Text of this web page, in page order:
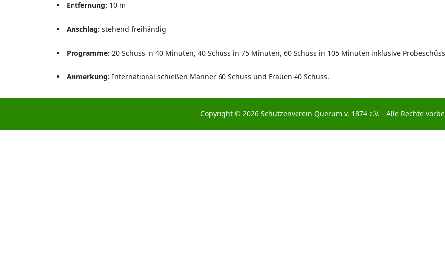
Entfernung: 10 m
Anschlag: stehend freihändig
Programme: 20 Schuss in 40 Minuten, 40 Schuss in 75 Minuten, 60 Schuss in 105 Minuten inklusive
Anmerkung: International schießen Männer 60 Schuss und Frauen 40 Schuss.
Copyright © 2026 Schützenverein Querum v. 1874 e.V. - Alle Rechte